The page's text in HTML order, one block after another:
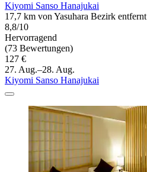
Kiyomi Sanso Hanajukai
17,7 km von Yasuhara Bezirk entfernt
8,8/10
Hervorragend
(73 Bewertungen)
127 €
27. Aug.–28. Aug.
Kiyomi Sanso Hanajukai